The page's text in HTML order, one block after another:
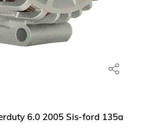
6.0 2005 Sis-ford 135a